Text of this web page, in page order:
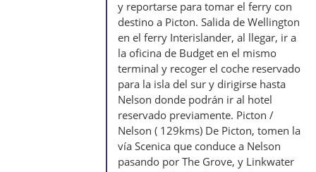
y reportarse para tomar el ferry con
destino a Picton. Salida de Wellington
en el ferry Interislander, al llegar, ir a
la oficina de Budget en el mismo
terminal y recoger el coche reservado
para la isla del sur y dirigirse hasta
Nelson donde podrán ir al hotel
reservado previamente. Picton /
Nelson ( 129kms) De Picton, tomen la
vía Scenica que conduce a Nelson
pasando por The Grove, y Linkwater